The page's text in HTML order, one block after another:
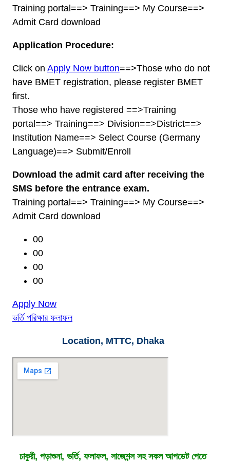
Training portal==> Training==> My Course==>
Admit Card download
Application Procedure:
Click on Apply Now button==>Those who do not
have BMET registration, please register BMET
first.
Those who have registered ==>Training
portal==> Training==> Division==>District==>
Institution Name==> Select Course (Germany
Language)==> Submit/Enroll
Download the admit card after receiving the
SMS before the entrance exam.
Training portal==> Training==> My Course==>
Admit Card download
00
00
00
00
Apply Now
ভর্তি পরিক্ষার ফলাফল
Location, MTTC, Dhaka
চাকুরী, পড়াশুনা, ভর্তি, ফলাফল, সাজেশন্স সহ সকল আপডেট পেতে